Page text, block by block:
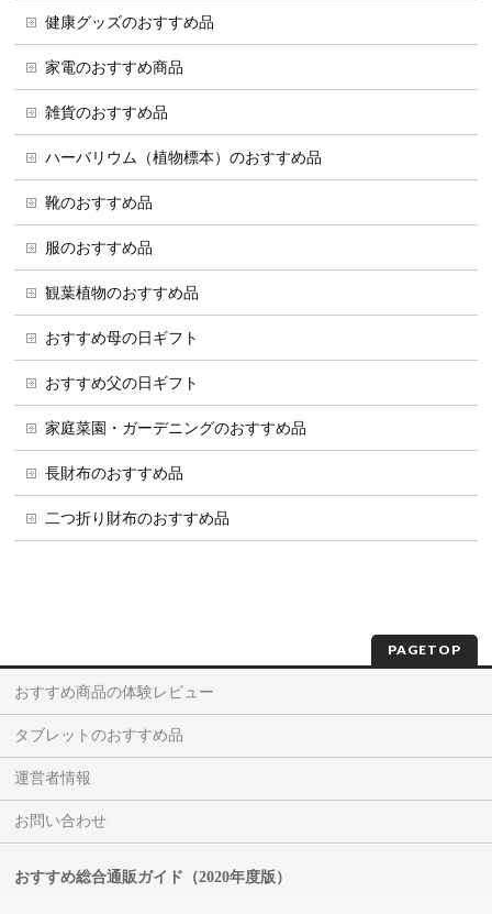
健康グッズのおすすめ品
家電のおすすめ商品
雑貨のおすすめ品
ハーバリウム（植物標本）のおすすめ品
靴のおすすめ品
服のおすすめ品
観葉植物のおすすめ品
おすすめ母の日ギフト
おすすめ父の日ギフト
家庭菜園・ガーデニングのおすすめ品
長財布のおすすめ品
二つ折り財布のおすすめ品
PAGETOP
おすすめ商品の体験レビュー
タブレットのおすすめ品
運営者情報
お問い合わせ
おすすめ総合通販ガイド（2020年度版）